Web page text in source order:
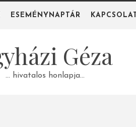
ESEMÉNYNAPTÁR KAPCSOLAT
Géza
… hivatalos honlapja…